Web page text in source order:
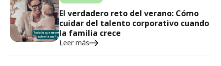
El verdadero reto del verano: Cómo
cuidar del talento corporativo cuando
la familia crece
Leer más